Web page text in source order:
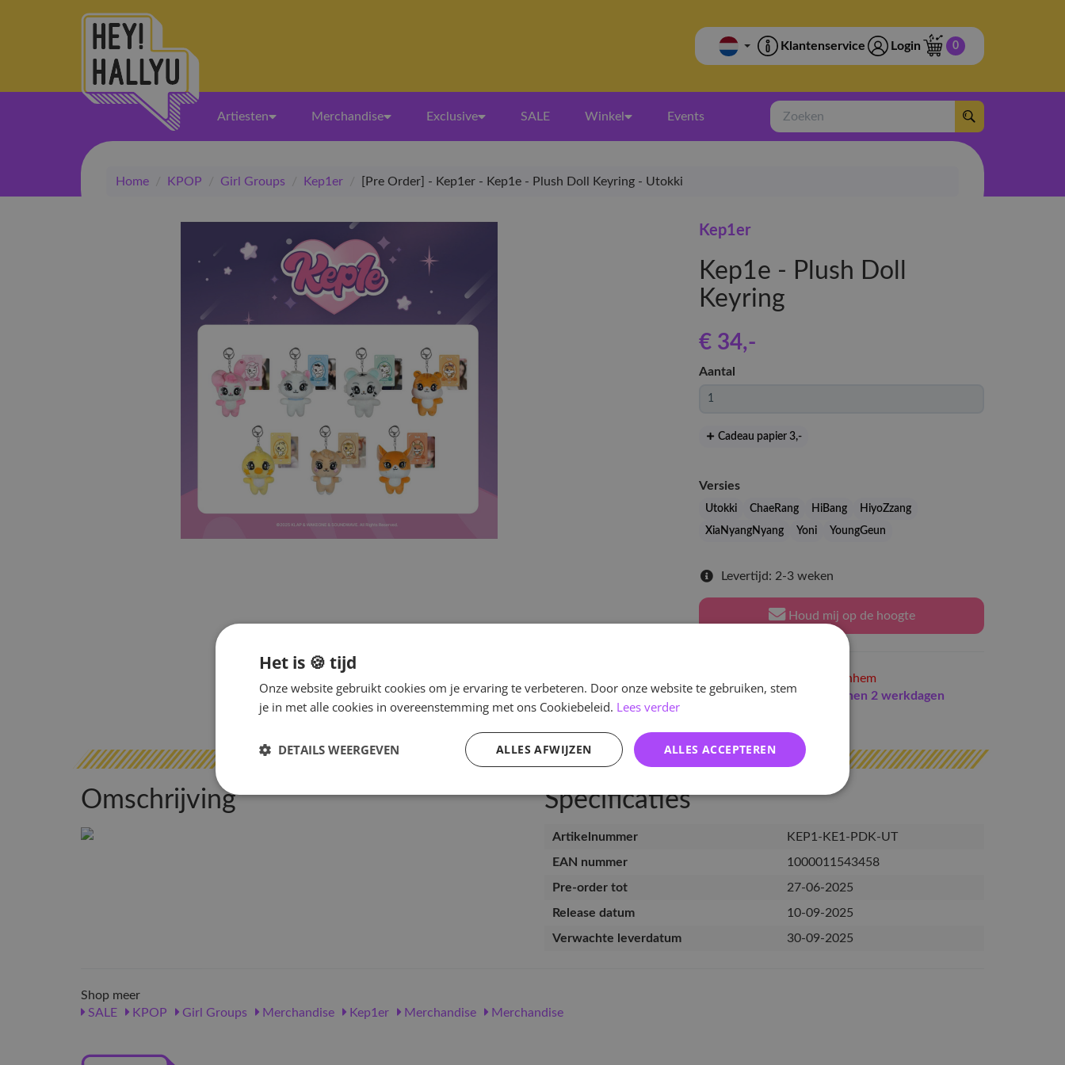
Klantenservice Login 0
Artiesten Merchandise Exclusive SALE Winkel Events
Zoeken
Home / KPOP / Girl Groups / Kep1er / [Pre Order] - Kep1er - Kep1e - Plush Doll Keyring - Utokki
Kep1er
Kep1e - Plush Doll
Keyring
€ 34,-
Aantal
Cadeau papier 3,-
Versies
Utokki ChaeRang HiBang
HiyoZzang
XiaNyangNyang
Yoni YoungGeun
Levertijd: 2-3 weken
Houd mij op de hoogte
in Arnhem
Indien op voorraad
binnen 2 werkdagen
Omschrijving Specificaties
Artikelnummer
KEP1-KE1-PDK-UT
EAN nummer
1000011543458
Pre-order tot
27-06-2025
Release datum
10-09-2025
Verwachte leverdatum
30-09-2025
Shop meer
SALE
KPOP Girl Groups Merchandise Kep1er Merchandise Merchandise
Het is 🍪 tijd
Onze website gebruikt cookies om je ervaring te verbeteren. Door onze website te gebruiken, stem
je in met alle cookies in overeenstemming met ons Cookiebeleid. Lees verder
ALLES ACCEPTEREN
ALLES AFWIJZEN
DETAILS WEERGEVEN